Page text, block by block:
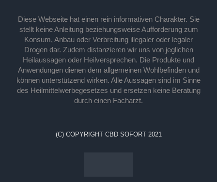
Diese Webseite hat einen rein informativen Charakter. Sie
stellt keine Anleitung beziehungsweise Aufforderung zum
Konsum, Anbau oder Verbreitung illegaler oder legaler
Drogen dar. Zudem distanzieren wir uns von jeglichen
Heilaussagen oder Heilversprechen. Die Produkte und
Anwendungen dienen dem allgemeinen Wohlbefinden und
können unterstützend wirken. Alle Aussagen sind im Sinne
des Heilmittelwerbegesetzes und ersetzen keine Beratung
durch einen Facharzt.
(C) COPYRIGHT CBD SOFORT 2021